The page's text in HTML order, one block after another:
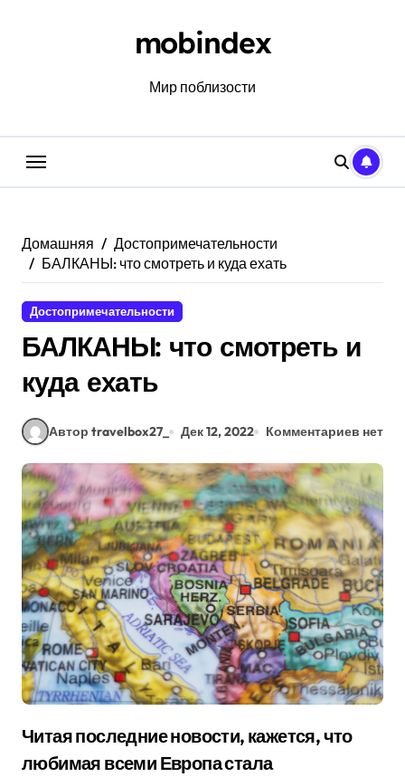
mobindex
Мир поблизости
Домашняя
Достопримечательности
БАЛКАНЫ: что смотреть и куда ехать
Достопримечательности
БАЛКАНЫ: что смотреть и
куда ехать
Автор travelbox27_ Дек 12, 2022 Комментариев нет
Читая последние новости, кажется, что
любимая всеми Европа стала